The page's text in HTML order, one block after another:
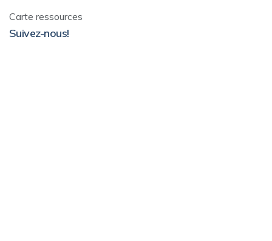
Carte ressources
Suivez-nous!